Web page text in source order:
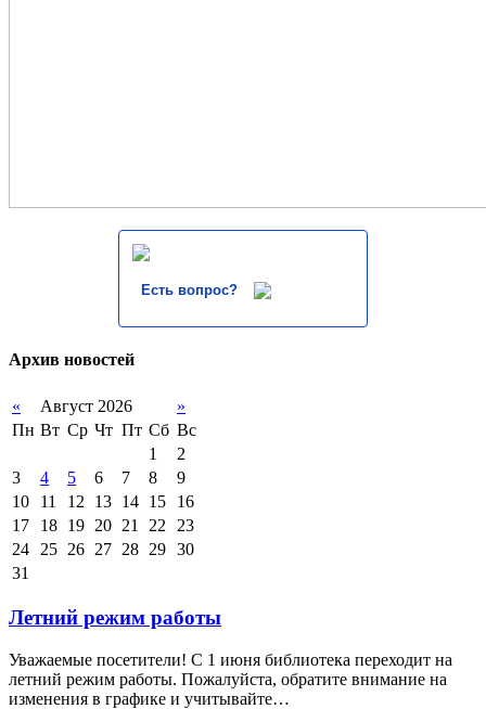
Есть вопрос?
Архив новостей
« Август 2026
»
Пн Вт Ср Чт Пт Сб Вс
1
2
3
4 5 6 7 8
9
10
11 12 13 14 15
16
17
18 19 20 21 22
23
24
25 26 27 28 29 30
31
Летний режим работы
Уважаемые посетители! С 1 июня библиотека переходит на
летний режим работы. Пожалуйста, обратите внимание на
изменения в графике и учитывайте…